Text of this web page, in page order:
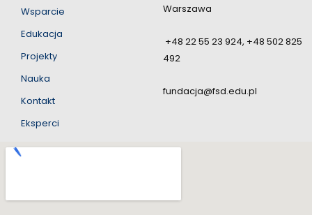
Wsparcie
Edukacja
Projekty
Nauka
Kontakt
Eksperci
Warszawa
+48 22 55 23 924, +48 502 825
492
fundacja@fsd.edu.pl